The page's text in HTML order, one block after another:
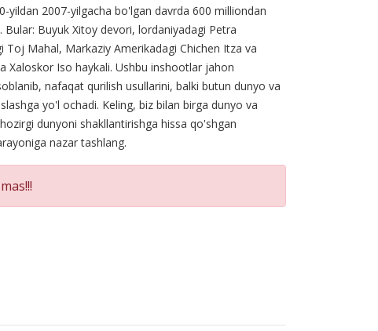
yildan 2007-yilgacha bo'lgan davrda 600 milliondan
Buyuk Xitoy devori, lordaniyadagi Petra
Mahal, Markaziy Amerikadagi Chichen Itza va
Xaloskor Iso haykali. Ushbu inshootlar jahon
nafaqat qurilish usullarini, balki butun dunyo va
yo'l ochadi. Keling, biz bilan birga dunyo va
dunyoni shakllantirishga hissa qo'shgan
nazar tashlang.